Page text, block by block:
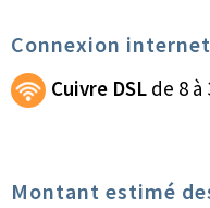
Connexion internet
Cuivre DSL de 8
Montant estimé